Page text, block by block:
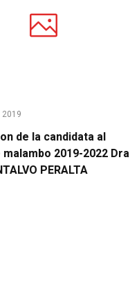
2019
de la candidata al
2019-2022 Dra
PERALTA